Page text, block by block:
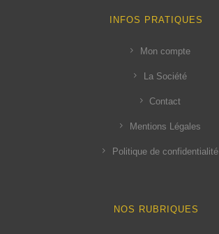
INFOS PRATIQUES
Mon compte
La Société
Contact
Mentions Légales
Politique de confidentialité
NOS RUBRIQUES